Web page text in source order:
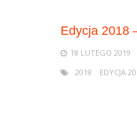
Edycja 2018
18 LUTEGO 2019
2018
EDYCJA